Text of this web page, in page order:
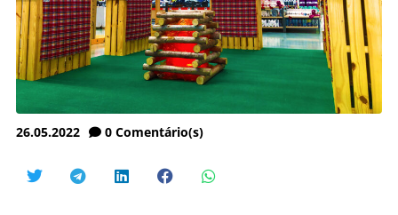
26.05.2022 0 Comentário(s)